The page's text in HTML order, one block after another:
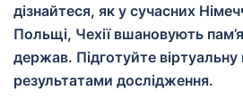
дізнайтеся, як у сучасних
Польщі, Чехії вшановують
держав. Підготуйте
результатами дослідження.